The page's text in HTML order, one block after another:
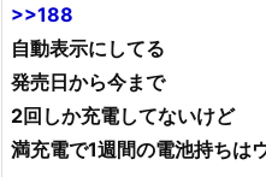
>>188
自動表示にしてる
発売日から今まで
2回しか充電してないけど
満充電で1週間の電池持ちは